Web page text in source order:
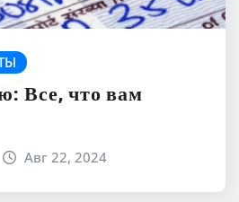
Все, что вам
Авг 22, 2024